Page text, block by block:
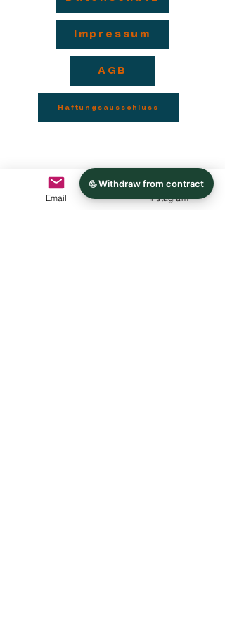
Impressum
AGB
Haftungsausschluss
Email Instagram